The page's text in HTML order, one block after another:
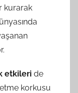
kurarak
etkileri de
korkusu